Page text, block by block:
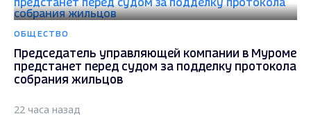
ОБЩЕСТВО
Председатель управляющей компании в Муроме
предстанет перед судом за подделку протокола
собрания жильцов
22 часа назад